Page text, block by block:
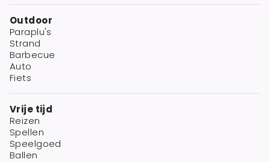
Outdoor
Paraplu's
Strand
Barbecue
Auto
Fiets
Vrije tijd
Reizen
Spellen
Speelgoed
Ballen